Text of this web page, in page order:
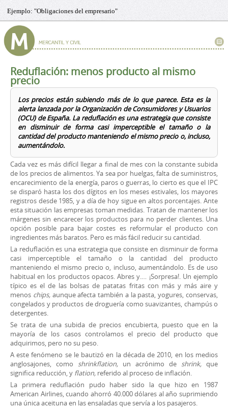
Ejemplo: "Obligaciones del empresario"
Reduflación: menos producto al mismo
precio
Los precios están subiendo más de lo que parece. Esta es la
alerta lanzada por la Organización de Consumidores y Usuarios
(OCU) de España. La reduflación es una estrategia que consiste
en disminuir de forma casi imperceptible el tamaño o la
cantidad del producto manteniendo el mismo precio o, incluso,
aumentándolo.
Cada vez es más difícil llegar a final de mes con la constante subida
de los precios de alimentos. Ya sea por huelgas, falta de suministros,
encarecimiento de la energía, paros o guerras, lo cierto es que el IPC
se disparó hasta los dos dígitos en los meses estivales, los mayores
registros desde 1985, y a día de hoy sigue en altos porcentajes. Ante
esta situación las empresas toman medidas. Tratan de mantener los
márgenes sin encarecer los productos para no perder clientes. Una
opción posible para bajar costes es reformular el producto con
ingredientes más baratos. Pero es más fácil reducir su cantidad.
La reduflación es una estrategia que consiste en disminuir de forma
casi imperceptible el tamaño o la cantidad del producto
manteniendo el mismo precio o, incluso, aumentándolo. Es de uso
habitual en los productos opacos. Abres y.… ¡Sorpresa!. Un ejemplo
típico es el de las bolsas de patatas fritas con más y más aire y
menos chips,aunque afecta también a la pasta, yogures, conservas,
congelados y productos de droguería como suavizantes, champús o
detergentes.
Se trata de una subida de precios encubierta, puesto que en la
mayoría de los casos controlamos el precio del producto que
adquirimos, pero no su peso.
A este fenómeno se le bautizó en la década de 2010, en los medios
anglosajones, como shrinkflation, un acrónimo de shrink, que
significa reducción, y flation, referido al proceso de inflación.
La primera reduflación pudo haber sido la que hizo en 1987
American Airlines, cuando ahorró 40.000 dólares al año suprimiendo
una única aceituna en las ensaladas que servía a los pasajeros.